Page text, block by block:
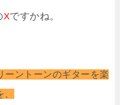
Xですかね。
ーントーンのギターを楽